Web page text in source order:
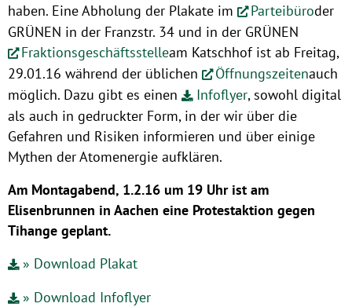
haben. Eine Abholung der Plakate im
Parteibüroder
GRÜNEN in der Franzstr. 34 und in der GRÜNEN
Fraktionsgeschäftsstelleam Katschhof ist ab Freitag,
29.01.16 während der üblichen
Öffnungszeitenauch
möglich. Dazu gibt es einen
Infoflyer, sowohl digital
als auch in gedruckter Form, in der wir über die
Gefahren und Risiken informieren und über einige
Mythen der Atomenergie aufklären.
Am Montagabend, 1.2.16 um 19 Uhr ist am
Elisenbrunnen in Aachen eine Protestaktion gegen
Tihange geplant.
» Download Plakat
» Download Infoflyer